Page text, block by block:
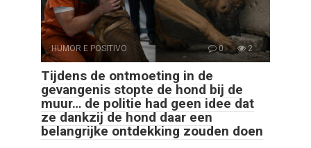
HUMOR E POSITIVO 0 2
Tijdens de ontmoeting in de
gevangenis stopte de hond bij de
muur… de politie had geen idee dat
ze dankzij de hond daar een
belangrijke ontdekking zouden doen